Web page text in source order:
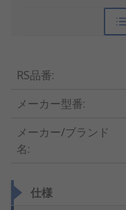
RS品番:
メーカー型番:
メーカー/ブランド
名:
仕様